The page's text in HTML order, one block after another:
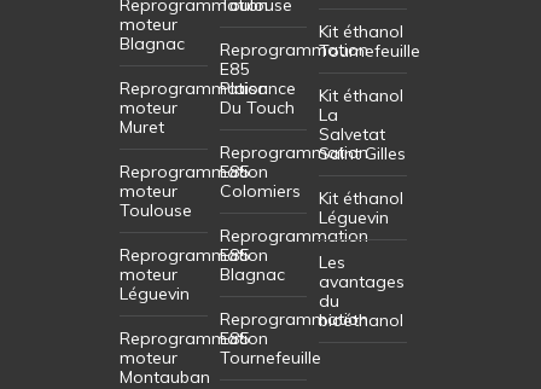
Reprogrammation
moteur
Blagnac
Reprogrammation
moteur
Muret
Reprogrammation
moteur
Toulouse
Reprogrammation
moteur
Léguevin
Reprogrammation
moteur
Montauban
Toulouse
Reprogrammation
E85
Plaisance
Du Touch
Reprogrammation
E85
Colomiers
Reprogrammation
E85
Blagnac
Reprogrammation
E85
Tournefeuille
Kit éthanol
Tournefeuille
Kit éthanol
La
Salvetat
Saint Gilles
Kit éthanol
Léguevin
Les
avantages
du
bioéthanol